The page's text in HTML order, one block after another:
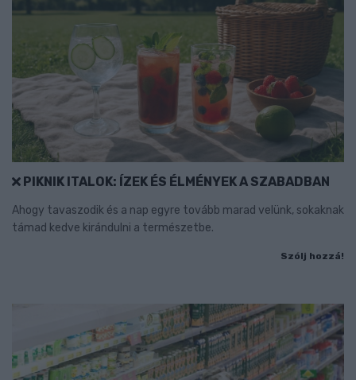
PIKNIK ITALOK: ÍZEK ÉS ÉLMÉNYEK A SZABADBAN
Ahogy tavaszodik és a nap egyre tovább marad velünk, sokaknak
támad kedve kirándulni a természetbe.
Szólj hozzá!